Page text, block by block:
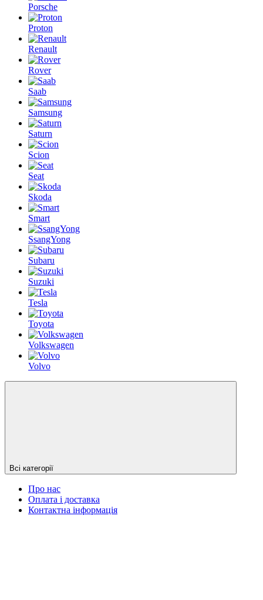
Porsche
Proton
Renault
Rover
Saab
Samsung
Saturn
Scion
Seat
Skoda
Smart
SsangYong
Subaru
Suzuki
Tesla
Toyota
Volkswagen
Volvo
Всі категорії
Про нас
Оплата і доставка
Контактна інформація